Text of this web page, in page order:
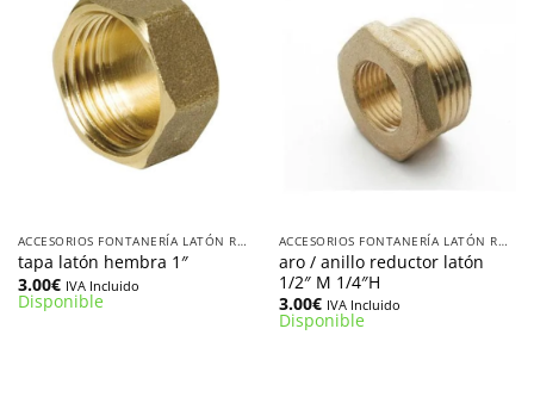
ACCESORIOS FONTANERÍA LATÓN ROSCADOS
tapa latón hembra 1″
3.00€ IVA Incluido
Disponible
ACCESORIOS FONTANERÍA LATÓN ROSCADOS
aro / anillo reductor latón
1/2″ M 1/4″H
3.00€ IVA Incluido
Disponible